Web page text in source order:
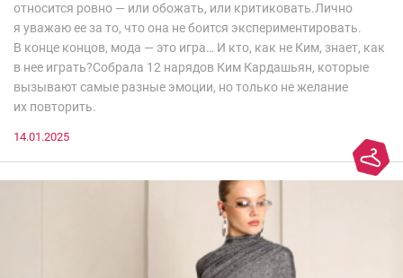
относится ровно — или обожать, или критиковать.Лично
я уважаю ее за то, что она не боится экспериментировать.
В конце концов, мода — это игра… И кто, как не Ким, знает, как
в нее играть?Собрала 12 нарядов Ким Кардашьян, которые
вызывают самые разные эмоции, но только не желание
их повторить.
14.01.2025